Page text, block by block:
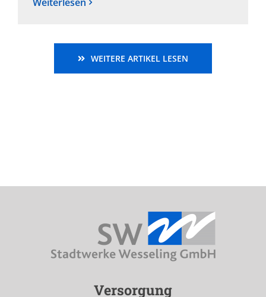
WEITERE ARTIKEL LESEN
Versorgung